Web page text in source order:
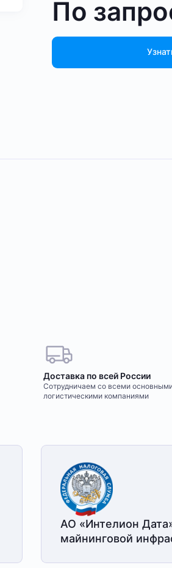
По
Доставка по всей России
Сотрудничаем со всеми
логистическими компаниями
АО «Интелион
майнинговой